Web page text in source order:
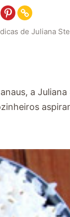
de Juliana
a Juliana